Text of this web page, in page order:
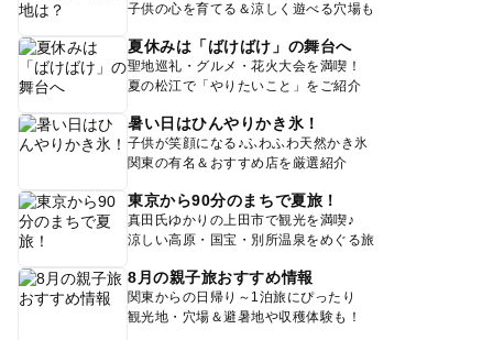
子供の心を育てる＆涼しく遊べる穴場も
夏休みは「ばけばけ」の舞台へ
聖地巡礼・グルメ・花火大会を満喫！
夏の松江で「やりたいこと」をご紹介
暑い日はひんやりかき氷！
子供が笑顔になる♪ふわふわ天然かき氷
関東の有名＆おすすめ店を厳選紹介
東京から90分のまちで夏旅！
真田氏ゆかりの上田市で観光を満喫♪
涼しい高原・国宝・別所温泉をめぐる旅
8月の親子旅おすすめ情報
関東からの日帰り～1泊旅にぴったり
観光地・穴場＆避暑地や収穫体験も！